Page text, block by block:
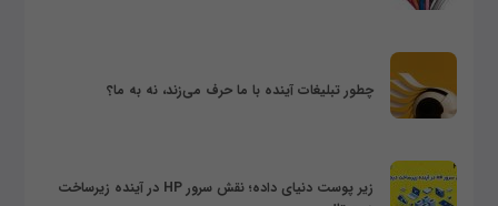
چطور تبلیغات آینده با ما حرف می‌زند، نه به ما؟
زیر پوست دنیای داده؛ نقش سرور HP در آینده زیرساخت